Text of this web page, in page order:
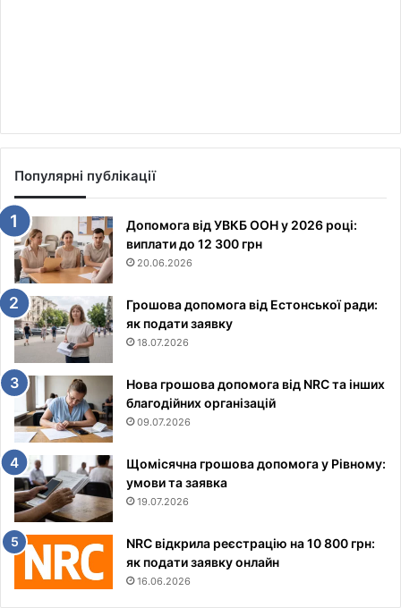
Популярні публікації
Допомога від УВКБ ООН у 2026 році:
виплати до 12 300 грн
20.06.2026
Грошова допомога від Естонської ради:
як подати заявку
18.07.2026
Нова грошова допомога від NRC та інших
благодійних організацій
09.07.2026
Щомісячна грошова допомога у Рівному:
умови та заявка
19.07.2026
NRC відкрила реєстрацію на 10 800 грн:
як подати заявку онлайн
16.06.2026